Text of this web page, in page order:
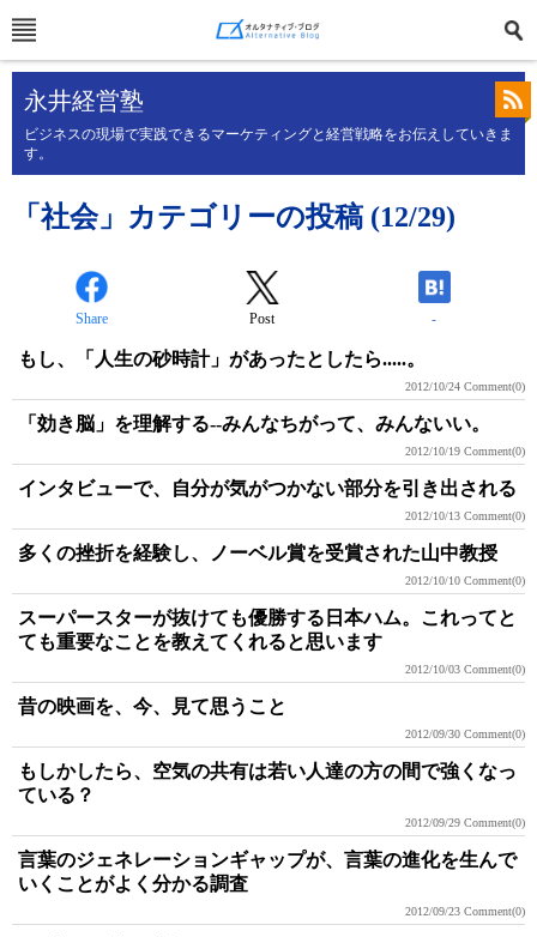
永井経営塾
ビジネスの現場で実践できるマーケティングと経営戦略をお伝えしていきま
す。
「社会」カテゴリーの投稿 (12/29)
Share Post -
もし、「人生の砂時計」があったとしたら.....。
2012/10/24 Comment(0)
「効き脳」を理解する--みんなちがって、みんないい。
2012/10/19 Comment(0)
インタビューで、自分が気がつかない部分を引き出される
2012/10/13 Comment(0)
多くの挫折を経験し、ノーベル賞を受賞された山中教授
2012/10/10 Comment(0)
スーパースターが抜けても優勝する日本ハム。これってと
ても重要なことを教えてくれると思います
2012/10/03 Comment(0)
昔の映画を、今、見て思うこと
2012/09/30 Comment(0)
もしかしたら、空気の共有は若い人達の方の間で強くなっ
ている？
2012/09/29 Comment(0)
言葉のジェネレーションギャップが、言葉の進化を生んで
いくことがよく分かる調査
2012/09/23 Comment(0)